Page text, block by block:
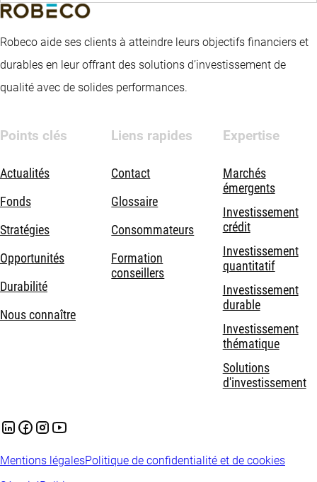
Robeco aide ses clients à atteindre leurs objectifs financiers et
durables en leur offrant des solutions d’investissement de
qualité avec de solides performances.
Points clés
Actualités
Fonds
Stratégies
Opportunités
Durabilité
Nous connaître
Liens rapides
Contact
Glossaire
Consommateurs
Formation
conseillers
Expertise
Marchés
émergents
Investissement
crédit
Investissement
quantitatif
Investissement
durable
Investissement
thématique
Solutions
d'investissement
Mentions légalesPolitique de confidentialité et de cookies